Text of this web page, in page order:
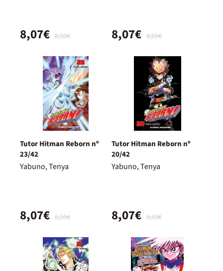
8,50€
8,07€ 8,50€
8,07€
Tutor Hitman Reborn nº
23/42
Yabuno, Tenya
8,50€
8,07€
Tutor Hitman Reborn nº
20/42
Yabuno, Tenya
8,50€
8,07€